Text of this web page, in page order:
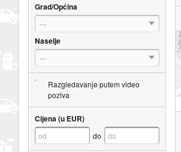
Grad/Općina
---
Naselje
---
Razgledavanje putem video
poziva
Cijena (u EUR)
do